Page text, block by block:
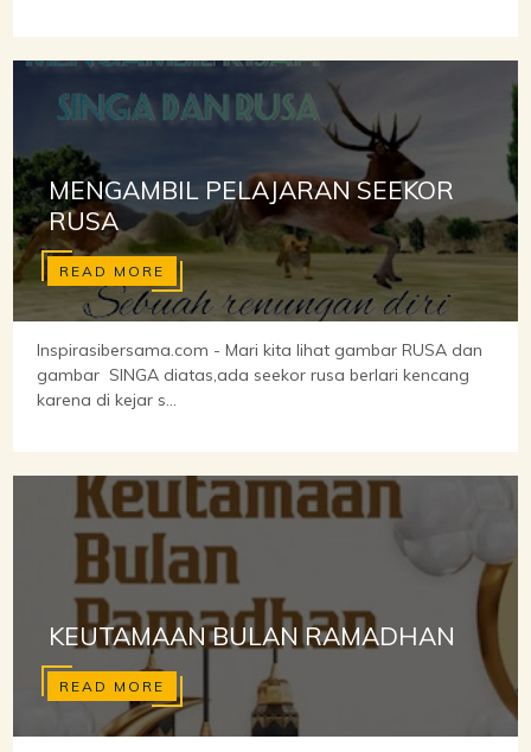
MENGAMBIL PELAJARAN SEEKOR
RUSA
READ MORE
Inspirasibersama.com - Mari kita lihat gambar RUSA dan
gambar SINGA diatas,ada seekor rusa berlari kencang
karena di kejar s...
KEUTAMAAN BULAN RAMADHAN
READ MORE